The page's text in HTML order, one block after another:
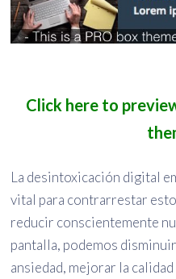
Click here to
La desintoxicación digital
vital para contrarrestar
reducir conscientemente
pantalla, podemos
ansiedad, mejorar la